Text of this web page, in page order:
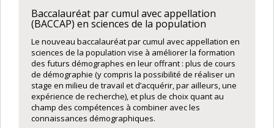
Baccalauréat par cumul avec appellation
(BACCAP) en sciences de la population
Le nouveau baccalauréat par cumul avec appellation en
sciences de la population vise à améliorer la formation
des futurs démographes en leur offrant : plus de cours
de démographie (y compris la possibilité de réaliser un
stage en milieu de travail et d’acquérir, par ailleurs, une
expérience de recherche), et plus de choix quant au
champ des compétences à combiner avec les
connaissances démographiques.